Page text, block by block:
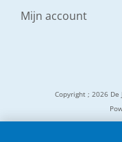
Mijn account
Copyright ; 2026 De